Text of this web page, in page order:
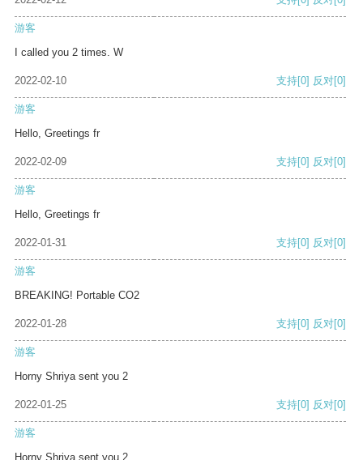
游客
I called you 2 times. W
2022-02-10 支持[0] 反对[0]
游客
Hello, Greetings fr
2022-02-09 支持[0] 反对[0]
游客
Hello, Greetings fr
2022-01-31 支持[0] 反对[0]
游客
BREAKING! Portable CO2
2022-01-28 支持[0] 反对[0]
游客
Horny Shriya sent you 2
2022-01-25 支持[0] 反对[0]
游客
Horny Shriya sent you 2